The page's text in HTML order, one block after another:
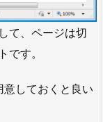
て、ページは切
です。
しておくと良い